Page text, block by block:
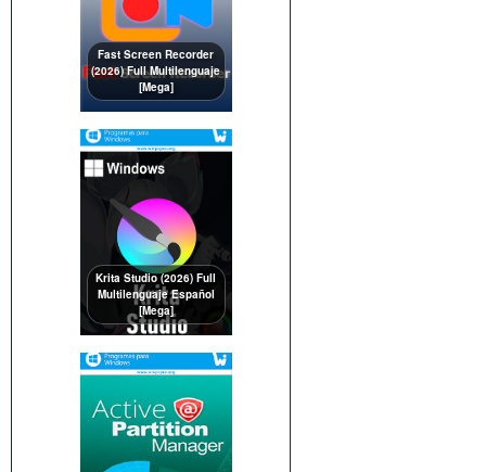
Fast Screen Recorder
(2026) Full Multilenguaje
[Mega]
Krita Studio (2026) Full
Multilenguaje Español
[Mega]